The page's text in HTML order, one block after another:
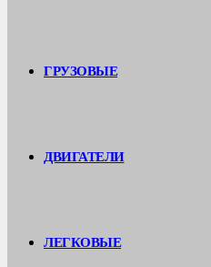
ГРУЗОВЫЕ
ДВИГАТЕЛИ
ЛЕГКОВЫЕ